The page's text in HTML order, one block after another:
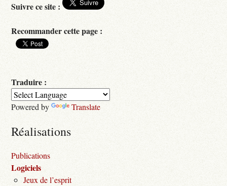
Suivre ce site :
Recommander cette page :
Traduire :
Powered by Translate
Réalisations
Publications
Logiciels
Jeux de l’esprit